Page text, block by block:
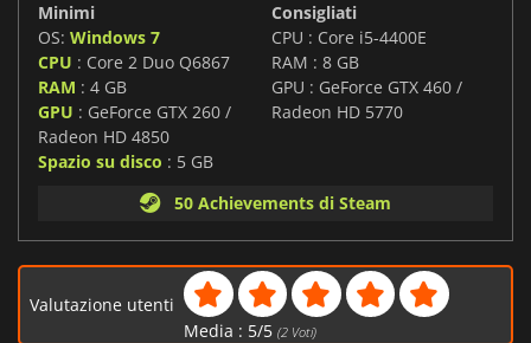
Minimi
OS: Windows 7
CPU : Core 2 Duo Q6867
RAM : 4 GB
GPU : GeForce GTX 260 /
Radeon HD 4850
Spazio su disco : 5 GB
Consigliati
CPU : Core i5-4400E
RAM : 8 GB
GPU : GeForce GTX 460 /
Radeon HD 5770
50 Achievements di Steam
Valutazione utenti
Media : 5/5 (2Voti)